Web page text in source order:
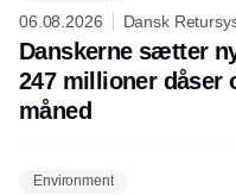
06.08.2026 Dansk
Danskerne sætter
247 millioner dåser
måned
Environment